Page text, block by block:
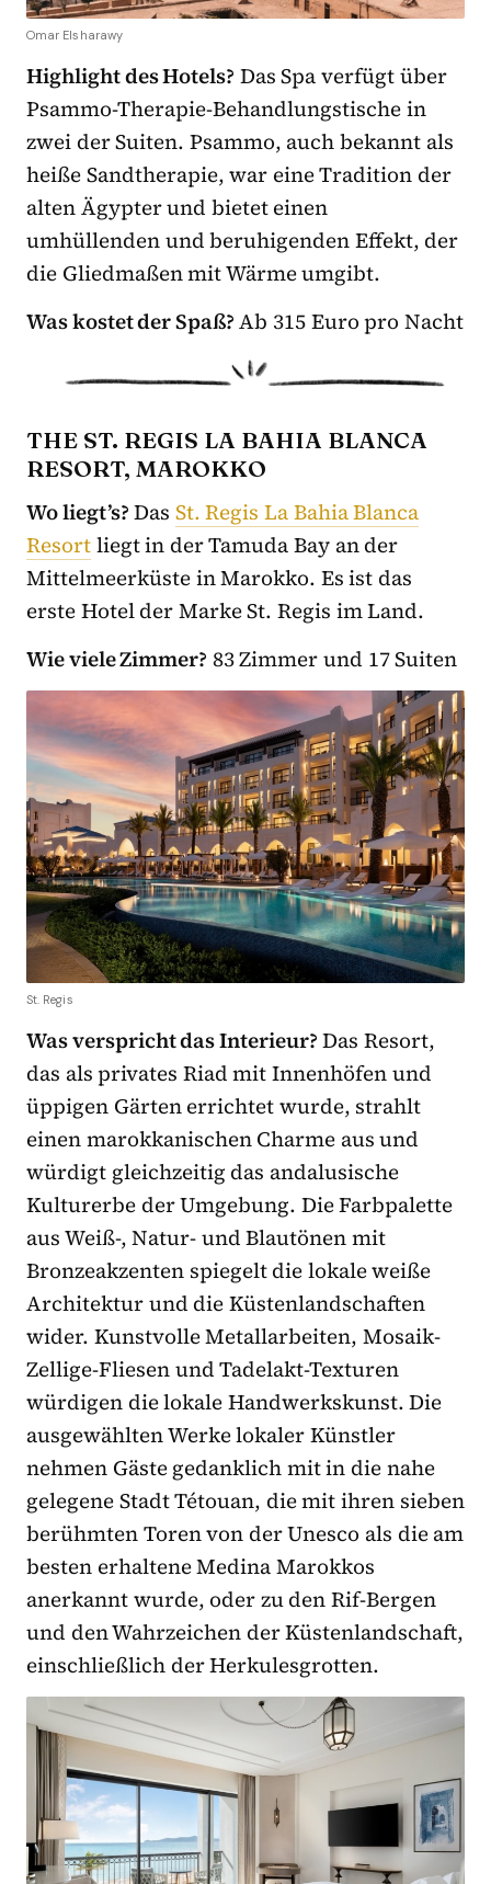
Omar Elsharawy
Highlight des Hotels? Das Spa verfügt über
Psammo-Therapie-Behandlungstische in
zwei der Suiten. Psammo, auch bekannt als
heiße Sandtherapie, war eine Tradition der
alten Ägypter und bietet einen
umhüllenden und beruhigenden Effekt, der
die Gliedmaßen mit Wärme umgibt.
Was kostet der Spaß?Ab 315 Euro pro Nacht
THE ST. REGIS LA BAHIA BLANCA
RESORT, MAROKKO
Wo liegt’s?Das St. Regis La Bahia Blanca
Resortliegt in der Tamuda Bay an der
Mittelmeerküste in Marokko. Es ist das
erste Hotel der Marke St. Regis im Land.
Wie viele Zimmer? 83 Zimmer und 17 Suiten
St. Regis
Was verspricht das Interieur?Das Resort,
das als privates Riad mit Innenhöfen und
üppigen Gärten errichtet wurde, strahlt
einen marokkanischen Charme aus und
würdigt gleichzeitig das andalusische
Kulturerbe der Umgebung. Die Farbpalette
aus Weiß-, Natur- und Blautönen mit
Bronzeakzenten spiegelt die lokale weiße
Architektur und die Küstenlandschaften
wider. Kunstvolle Metallarbeiten, Mosaik-
Zellige-Fliesen und Tadelakt-Texturen
würdigen die lokale Handwerkskunst. Die
ausgewählten Werke lokaler Künstler
nehmen Gäste gedanklich mit in die nahe
gelegene Stadt Tétouan, die mit ihren sieben
berühmten Toren von der Unesco als die am
besten erhaltene Medina Marokkos
anerkannt wurde, oder zu den Rif-Bergen
und den Wahrzeichen der Küstenlandschaft,
einschließlich der Herkulesgrotten.